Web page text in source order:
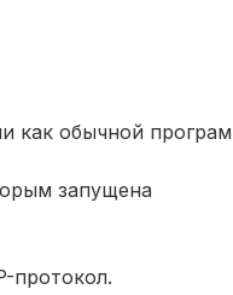
как обычной
запущена
протокол.